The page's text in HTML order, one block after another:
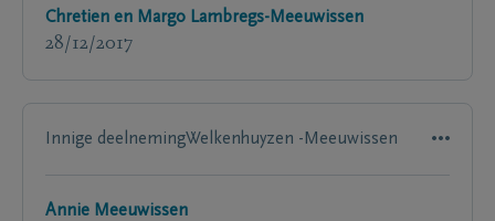
Chretien en Margo Lambregs-Meeuwissen
28/12/2017
Innige deelnemingWelkenhuyzen -Meeuwissen
Annie Meeuwissen